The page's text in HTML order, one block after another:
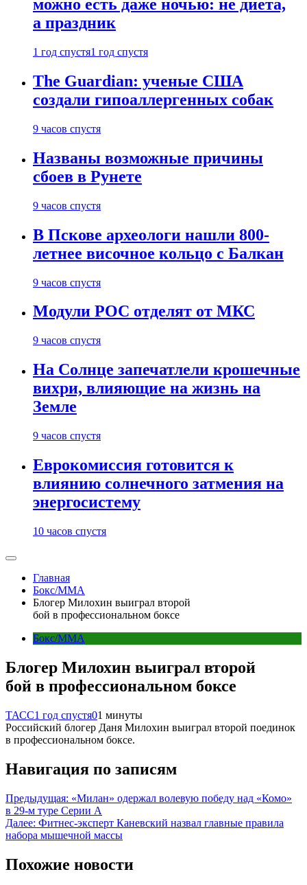
можно есть даже ночью: не диета,
а праздник
1 год спустя1 год спустя
The Guardian: ученые США
создали гипоаллергенных собак
9 часов спустя
Названы возможные причины
сбоев в Рунете
9 часов спустя
В Пскове археологи нашли 800-
летнее височное кольцо с Балкан
9 часов спустя
Модули РОС отделят от МКС
9 часов спустя
На Солнце запечатлели крошечные
вихри, влияющие на жизнь на
Земле
9 часов спустя
Еврокомиссия готовится к
влиянию солнечного затмения на
энергосистему
10 часов спустя
Главная
Бокс/MMA
Блогер Милохин выиграл второй
бой в профессиональном боксе
Бокс/MMA
Блогер Милохин выиграл второй
бой в профессиональном боксе
ТАСС1 год спустя01 минуты
Российский блогер Даня Милохин выиграл второй поединок
в профессиональном боксе.
Навигация по записям
Предыдущая: «Милан» одержал волевую победу над «Комо»
в 29-м туре Серии А
Далее: Фитнес-эксперт Каневский назвал главные правила
набора мышечной массы
Похожие новости